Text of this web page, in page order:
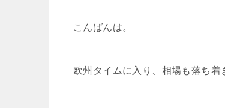
こんばんは。
欧州タイムに入り、相場も落ち着